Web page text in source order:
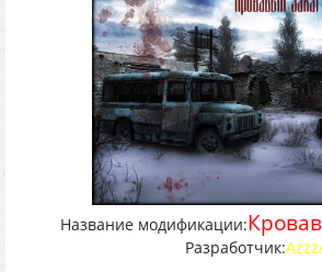
Название модификации:
Разработчик: